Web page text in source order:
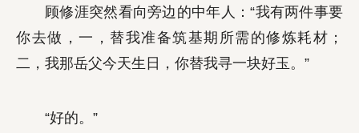
顾修涯突然看向旁边的中年人：“我有两件事要
你去做，一，替我准备筑基期所需的修炼耗材；
二，我那岳父今天生日，你替我寻一块好玉。”
“好的。”